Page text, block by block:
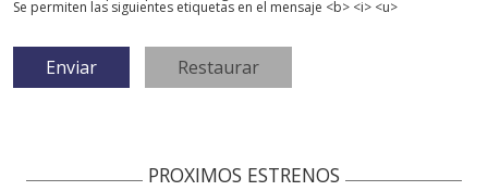
Se permiten las siguientes etiquetas en el mensaje <b> <i> <u>
PROXIMOS ESTRENOS